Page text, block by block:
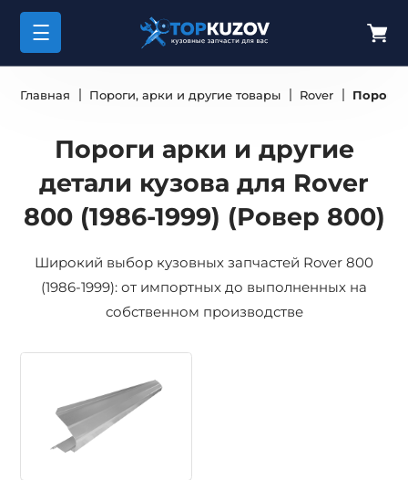
Главная Пороги, арки и другие товары Rover Пороги
Пороги арки и другие
детали кузова для Rover
800 (1986-1999) (Ровер 800)
Широкий выбор кузовных запчастей Rover 800
(1986-1999): от импортных до выполненных на
собственном производстве